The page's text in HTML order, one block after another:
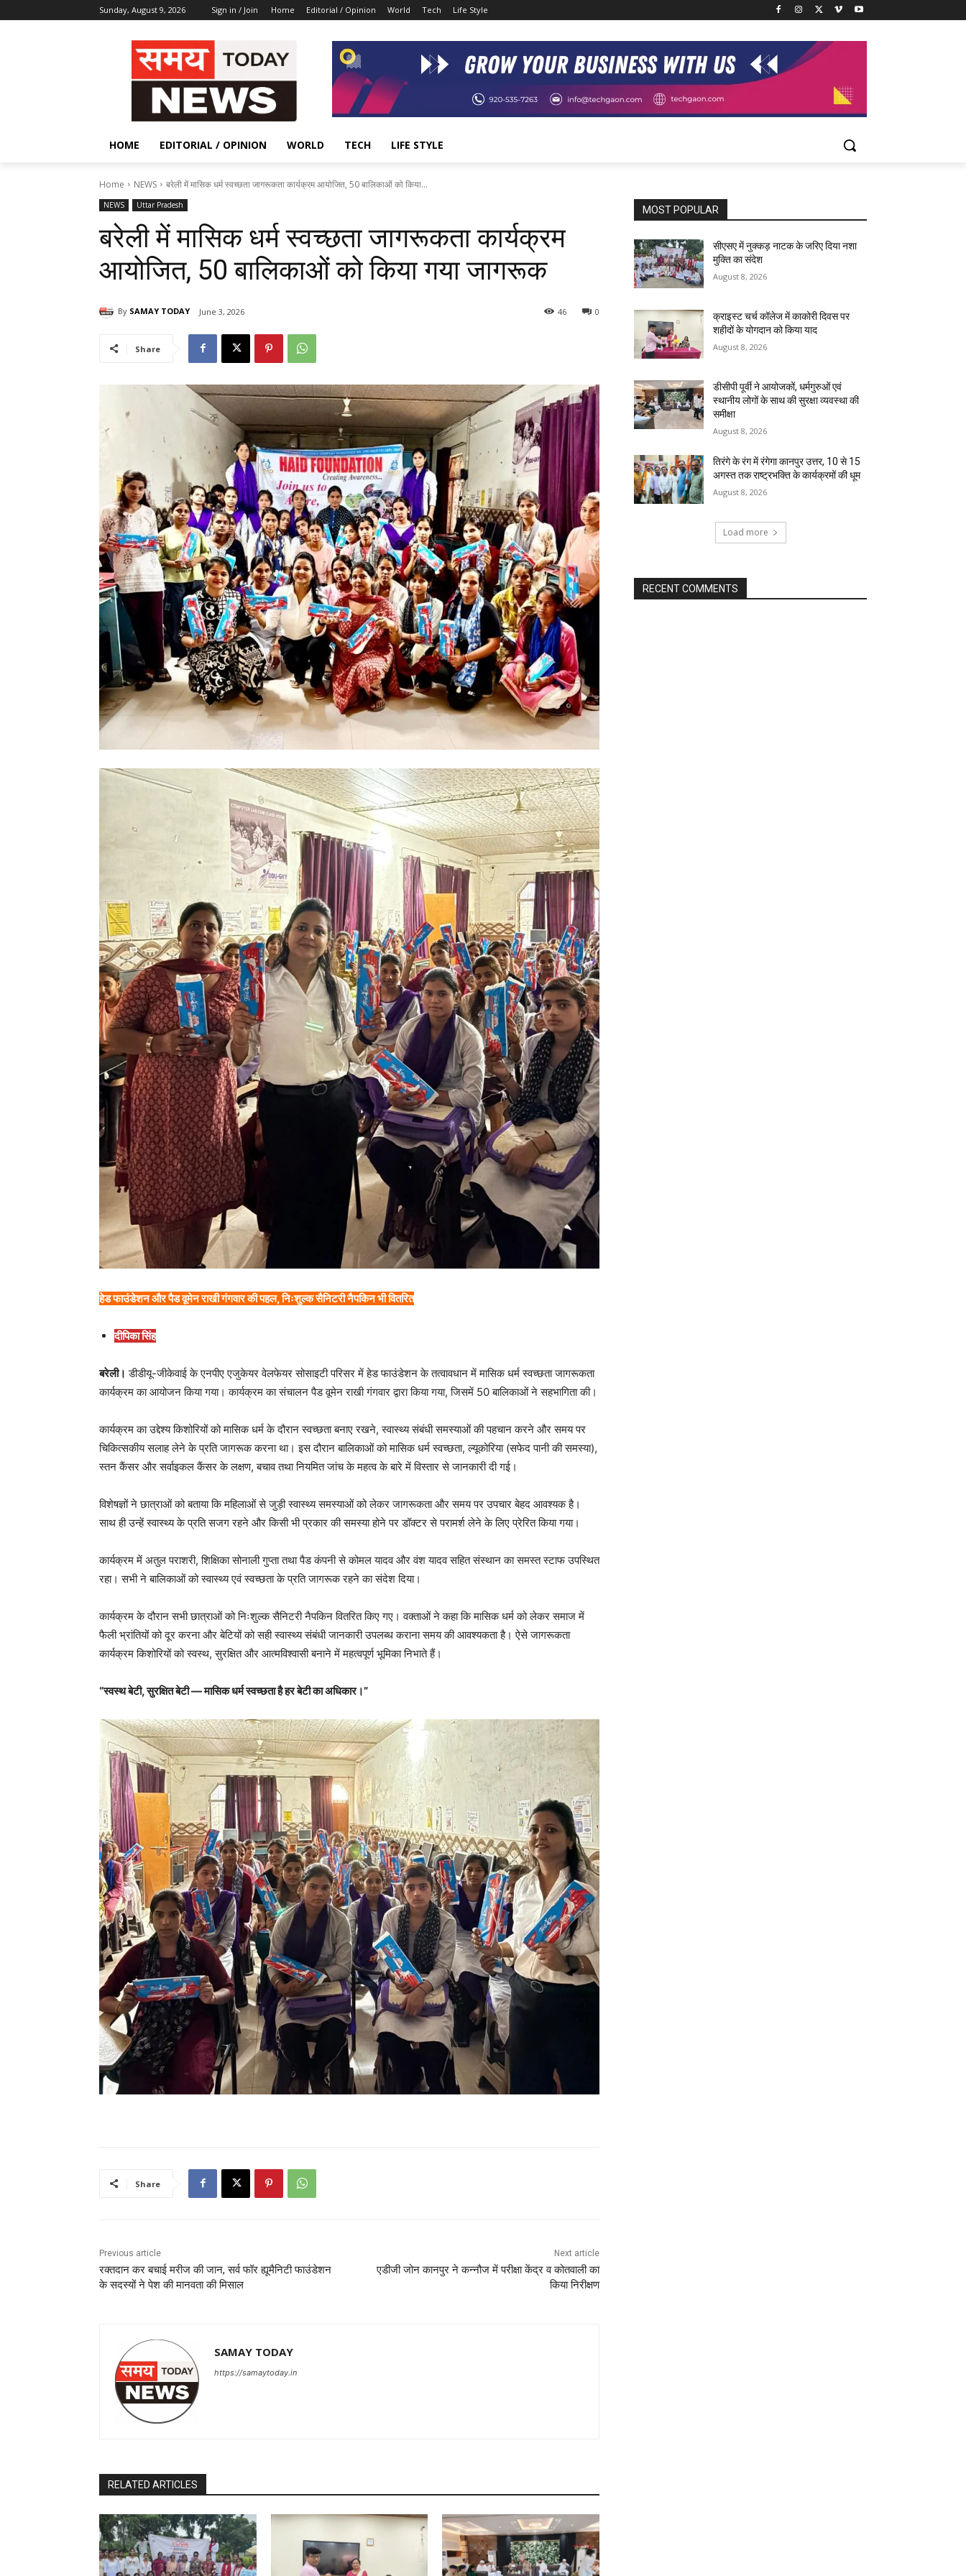
Sunday, August 9, 2026 Sign in / Join Home Editorial / Opinion World Tech Life Style
HOME EDITORIAL / OPINION WORLD TECH LIFE STYLE
Home NEWS बरेली में मासिक धर्म स्वच्छता जागरूकता कार्यक्रम आयोजित, 50 बालिकाओं को किया...
NEWS Uttar Pradesh
बरेली में मासिक धर्म स्वच्छता जागरूकता कार्यक्रम
आयोजित, 50 बालिकाओं को किया गया जागरूक
By SAMAY TODAY June 3, 2026 0
46
Share
हेड फाउंडेशन और पैड वूमेन राखी गंगवार की पहल, निःशुल्क सैनिटरी नैपकिन भी वितरित
दीपिका सिंह
बरेली। डीडीयू-जीकेवाई के एनपीए एजुकेयर वेलफेयर सोसाइटी परिसर में हेड फाउंडेशन के तत्वावधान में मासिक धर्म स्वच्छता जागरूकता
कार्यक्रम का आयोजन किया गया। कार्यक्रम का संचालन पैड वूमेन राखी गंगवार द्वारा किया गया, जिसमें 50 बालिकाओं ने सहभागिता की।
कार्यक्रम का उद्देश्य किशोरियों को मासिक धर्म के दौरान स्वच्छता बनाए रखने, स्वास्थ्य संबंधी समस्याओं की पहचान करने और समय पर
चिकित्सकीय सलाह लेने के प्रति जागरूक करना था। इस दौरान बालिकाओं को मासिक धर्म स्वच्छता, ल्यूकोरिया (सफेद पानी की समस्या),
स्तन कैंसर और सर्वाइकल कैंसर के लक्षण, बचाव तथा नियमित जांच के महत्व के बारे में विस्तार से जानकारी दी गई।
विशेषज्ञों ने छात्राओं को बताया कि महिलाओं से जुड़ी स्वास्थ्य समस्याओं को लेकर जागरूकता और समय पर उपचार बेहद आवश्यक है।
साथ ही उन्हें स्वास्थ्य के प्रति सजग रहने और किसी भी प्रकार की समस्या होने पर डॉक्टर से परामर्श लेने के लिए प्रेरित किया गया।
कार्यक्रम में अतुल पराशरी, शिक्षिका सोनाली गुप्ता तथा पैड कंपनी से कोमल यादव और वंश यादव सहित संस्थान का समस्त स्टाफ उपस्थित
रहा। सभी ने बालिकाओं को स्वास्थ्य एवं स्वच्छता के प्रति जागरूक रहने का संदेश दिया।
कार्यक्रम के दौरान सभी छात्राओं को निःशुल्क सैनिटरी नैपकिन वितरित किए गए। वक्ताओं ने कहा कि मासिक धर्म को लेकर समाज में
फैली भ्रांतियों को दूर करना और बेटियों को सही स्वास्थ्य संबंधी जानकारी उपलब्ध कराना समय की आवश्यकता है। ऐसे जागरूकता
कार्यक्रम किशोरियों को स्वस्थ, सुरक्षित और आत्मविश्वासी बनाने में महत्वपूर्ण भूमिका निभाते हैं।
“स्वस्थ बेटी, सुरक्षित बेटी — मासिक धर्म स्वच्छता है हर बेटी का अधिकार।”
Share
Previous article
रक्तदान कर बचाई मरीज की जान, सर्व फॉर ह्यूमैनिटी फाउंडेशन
के सदस्यों ने पेश की मानवता की मिसाल
Next article
एडीजी जोन कानपुर ने कन्नौज में परीक्षा केंद्र व कोतवाली का
किया निरीक्षण
SAMAY TODAY
https://samaytoday.in
RELATED ARTICLES
MOST POPULAR
सीएसए में नुक्कड़ नाटक के जरिए दिया नशा
मुक्ति का संदेश
August 8, 2026
क्राइस्ट चर्च कॉलेज में काकोरी दिवस पर
शहीदों के योगदान को किया याद
August 8, 2026
डीसीपी पूर्वी ने आयोजकों, धर्मगुरुओं एवं
स्थानीय लोगों के साथ की सुरक्षा व्यवस्था की
समीक्षा
August 8, 2026
तिरंगे के रंग में रंगेगा कानपुर उत्तर, 10 से 15
अगस्त तक राष्ट्रभक्ति के कार्यक्रमों की धूम
August 8, 2026
Load more
RECENT COMMENTS